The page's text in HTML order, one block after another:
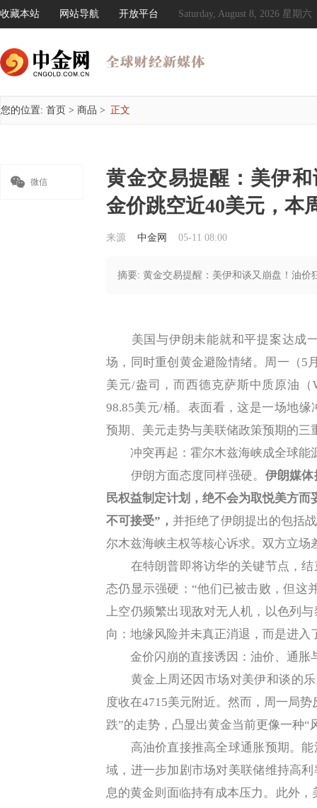
收藏本站 网站导航 开放平台 Saturday, August 8, 2026 星期六
您的位置: 首页 > 商品 > 正文
 微信
黄金交易提醒：美伊
金价跳空近40美元，本
来源 中金网 05-11 08:00
摘要: 黄金交易提醒：美伊和谈又崩盘！油价
美国与伊朗未能就和平提案达成一
场，同时重创黄金避险情绪。周一（5
美元/盎司，而西德克萨斯中质原油
98.85美元/桶。表面看，这是一场地
预期、美元走势与美联储政策预期的三
冲突再起：霍尔木兹海峡成全球能
伊朗方面态度同样强硬。 伊朗媒
民权益制定计划，绝不会为取悦美方
不可接受”， 并拒绝了伊朗提出的包括
尔木兹海峡主权等核心诉求。双方立
在特朗普即将访华的关键节点，结
态仍显示强硬：“他们已被击败，但这
上空仍频繁出现敌对无人机，以色列
向：地缘风险并未真正消退，而是进入
金价闪崩的直接诱因：油价、通胀
黄金上周还因市场对美伊和谈的乐
度收在4715美元附近。然而，周一局
跌”的走势，凸显出黄金当前更像一种“
高油价直接推高全球通胀预期。能
域，进一步加剧市场对美联储维持高
息的黄金则面临持有成本压力。此外